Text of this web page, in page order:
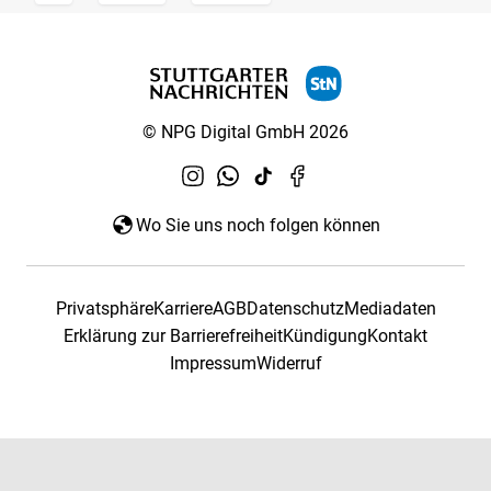
© NPG Digital GmbH 2026
Wo Sie uns noch folgen können
PrivatsphäreKarriereAGBDatenschutzMediadaten
Erklärung zur BarrierefreiheitKündigungKontakt
ImpressumWiderruf